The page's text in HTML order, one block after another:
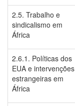
2.5. Trabalho e
sindicalismo em
África
2.6.1. Políticas dos
EUA e intervenções
estrangeiras em
África